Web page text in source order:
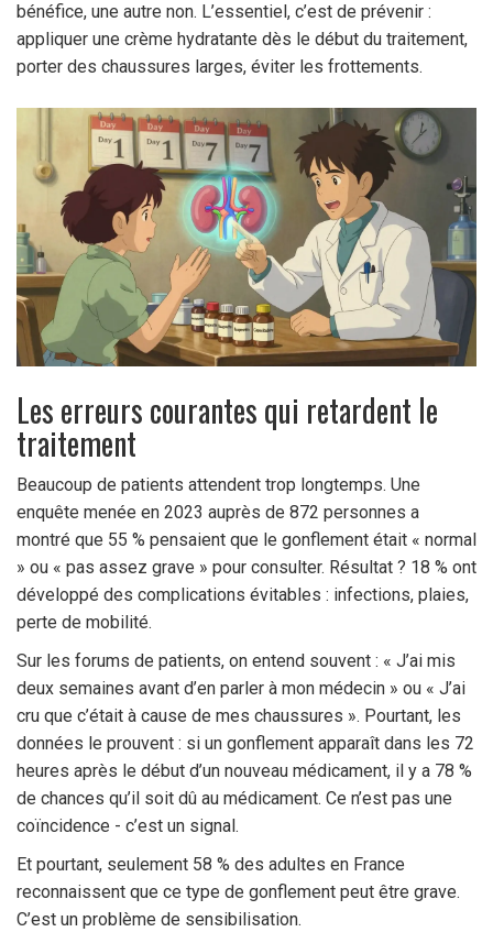
bénéfice, une autre non. L’essentiel, c’est de prévenir :
appliquer une crème hydratante dès le début du traitement,
porter des chaussures larges, éviter les frottements.
Les erreurs courantes qui retardent le
traitement
Beaucoup de patients attendent trop longtemps. Une
enquête menée en 2023 auprès de 872 personnes a
montré que 55 % pensaient que le gonflement était « normal
» ou « pas assez grave » pour consulter. Résultat ? 18 % ont
développé des complications évitables : infections, plaies,
perte de mobilité.
Sur les forums de patients, on entend souvent : « J’ai mis
deux semaines avant d’en parler à mon médecin » ou « J’ai
cru que c’était à cause de mes chaussures ». Pourtant, les
données le prouvent : si un gonflement apparaît dans les 72
heures après le début d’un nouveau médicament, il y a 78 %
de chances qu’il soit dû au médicament. Ce n’est pas une
coïncidence - c’est un signal.
Et pourtant, seulement 58 % des adultes en France
reconnaissent que ce type de gonflement peut être grave.
C’est un problème de sensibilisation.